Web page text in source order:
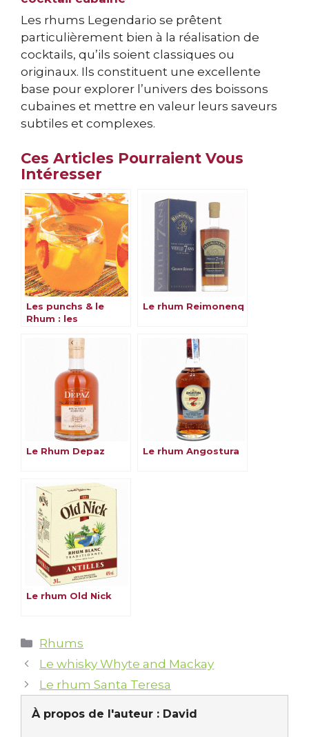
Les rhums Legendario se prêtent
particulièrement bien à la réalisation de
cocktails, qu’ils soient classiques ou
originaux. Ils constituent une excellente
base pour explorer l’univers des boissons
cubaines et mettre en valeur leurs saveurs
subtiles et complexes.
Ces Articles Pourraient Vous
Intéresser
Les punchs & le
Rhum : les
Le rhum Reimonenq
Le Rhum Depaz Le rhum Angostura
Le rhum Old Nick
Catégories
Rhums
Le whisky Whyte and Mackay
Le rhum Santa Teresa
À propos de l'auteur : David